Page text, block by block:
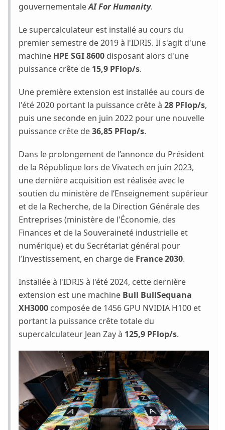
gouvernementaleAI For Humanity.
Le supercalculateur est installé au cours du
premier semestre de 2019 à l'IDRIS. Il s'agit d'une
machine HPE SGI 8600 disposant alors d'une
puissance crête de 15,9 PFlop/s.
Une première extension est installée au cours de
l'été 2020 portant la puissance crête à 28 PFlop/s,
puis une seconde en juin 2022 pour une nouvelle
puissance crête de36,85 PFlop/s.
Dans le prolongement de l’annonce du Président
de la République lors de Vivatech en juin 2023,
une dernière acquisition est réalisée avec le
soutien du ministère de l’Enseignement supérieur
et de la Recherche, de la Direction Générale des
Entreprises (ministère de l'Économie, des
Finances et de la Souveraineté industrielle et
numérique) et du Secrétariat général pour
l’Investissement, en charge de France 2030.
Installée à l'IDRIS à l'été 2024, cette dernière
extension est une machine Bull BullSequana
XH3000 composée de 1456 GPU NVIDIA H100 et
portant la puissance crête totale du
supercalculateur Jean Zay à 125,9 PFlop/s.